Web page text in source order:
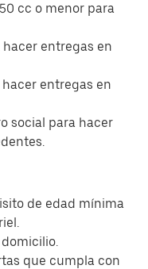
cc o menor para
hacer entregas en
hacer entregas en
social para hacer
de edad mínima
que cumpla con